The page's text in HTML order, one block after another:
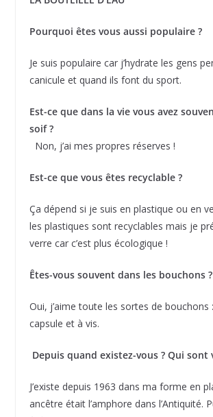
Pourquoi êtes vous aussi populaire ?
Je suis populaire car j’hydrate les gens
canicule et quand ils font du sport.
Est-ce que dans la vie vous avez
soif
Non, j’ai mes propres réserves !
Est-ce que vous êtes recyclable ?
Ça dépend si je suis en plastique ou en
les plastiques sont recyclables mais je
verre car c’est plus écologique !
Êtes-vous souvent dans les bouchons ?
Oui, j’aime toute les sortes de bouchons
capsule et à vis.
Depuis quand existez-vous ? Qui sont
J’existe depuis 1963 dans ma forme en
ancêtre était l’amphore dans l’Antiquité.